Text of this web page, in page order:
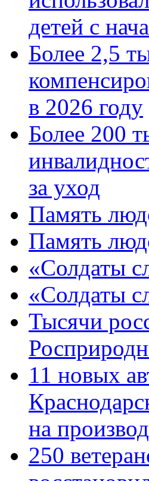
детей с
Более 2,5
в 2026 году
Более 200
за уход
Память
Память
«Солдаты
«Солдаты
Тысячи
11 новых
на
250